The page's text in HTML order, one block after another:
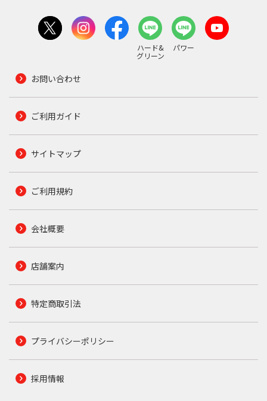
ハード&
グリーン
パワー
お問い合わせ
ご利用ガイド
サイトマップ
ご利用規約
会社概要
店舗案内
特定商取引法
プライバシーポリシー
採用情報